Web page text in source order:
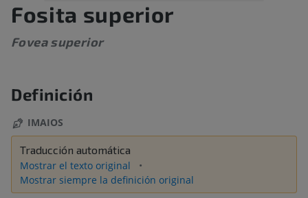
Fosita superior
Fovea superior
Definición
IMAIOS
Traducción automática
Mostrar el texto original
Mostrar siempre la definición original